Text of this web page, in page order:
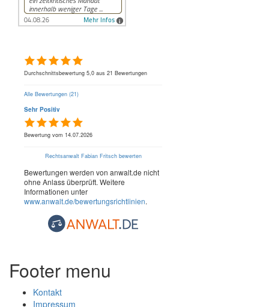
Durchschnittsbewertung 5,0 aus 21 Bewertungen
Alle Bewertungen (21)
Sehr Positiv
Bewertung vom 14.07.2026
Rechtsanwalt Fabian Fritsch bewerten
Bewertungen werden von anwalt.de nicht
ohne Anlass überprüft. Weitere
Informationen unter
www.anwalt.de/bewertungsrichtlinien.
Footer menu
Kontakt
Impressum